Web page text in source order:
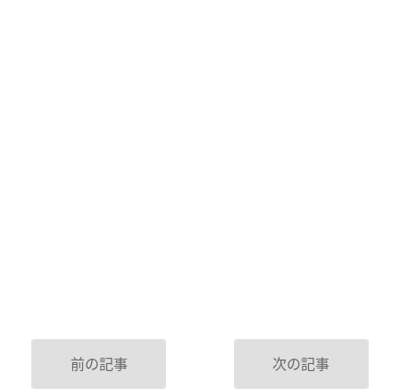
前の記事 次の記事